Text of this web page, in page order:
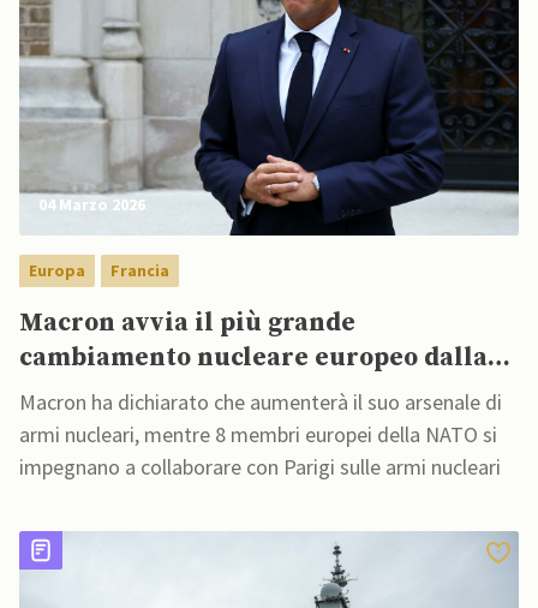
04 Marzo 2026
Europa Francia
Macron avvia il più grande
cambiamento nucleare europeo dalla
Guerra Fredda
Macron ha dichiarato che aumenterà il suo arsenale di
armi nucleari, mentre 8 membri europei della NATO si
impegnano a collaborare con Parigi sulle armi nucleari